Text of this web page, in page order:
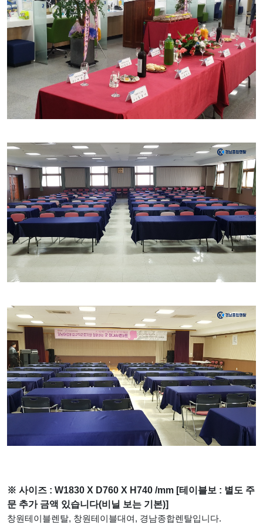
※ 사이즈 : W1830 X D760 X H740 /mm [테이블보 : 별도 주
문 추가 금액 있습니다(비닐 보는 기본)]
창원테이블렌탈, 창원테이블대여, 경남종합렌탈입니다.